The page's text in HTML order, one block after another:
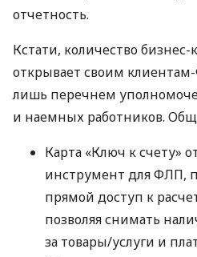
отчетность.
Кстати, количество
открывает своим
лишь перечнем
и наемных работников.
Карта «Ключ к счету»
инструмент для ФЛП,
прямой доступ к
позволяя снимать
за товары/услуги и